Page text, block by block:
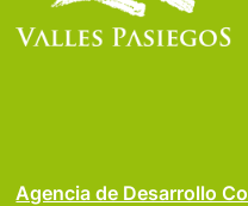
Agencia de Desarrollo